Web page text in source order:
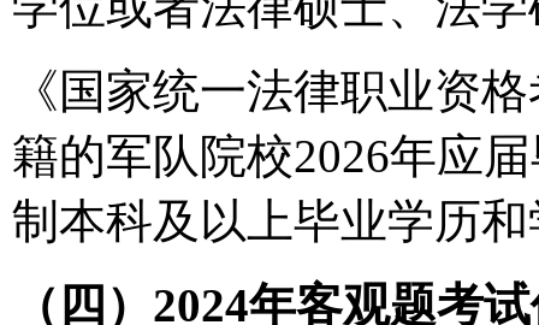
《国家统一法律职业资
籍的军队院校2026年应
制本科及以上毕业学历
（四）2024年客观题考